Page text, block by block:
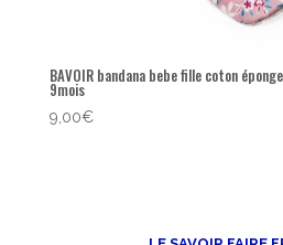
BAVOIR bandana bebe fille coton
9mois
9,00€